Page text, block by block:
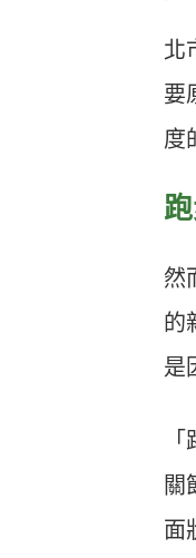
北
要
度
然
的
是
關
面